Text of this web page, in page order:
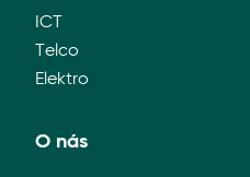
ICT
Telco
Elektro
O nás